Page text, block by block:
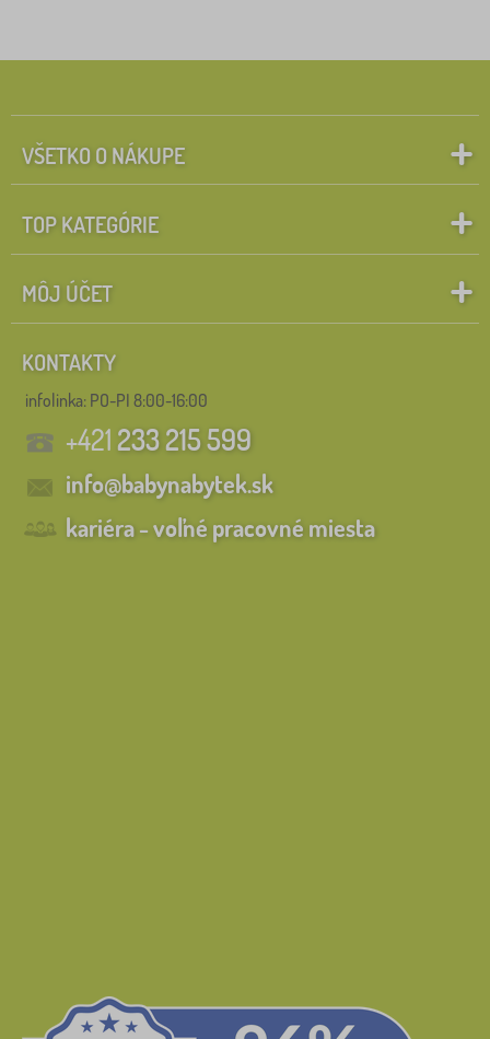
VŠETKO O NÁKUPE
TOP KATEGÓRIE
MÔJ ÚČET
KONTAKTY
infolinka: PO-PI 8:00-16:00
+421233 215 599
info@babynabytek.sk
kariéra - voľné pracovné miesta